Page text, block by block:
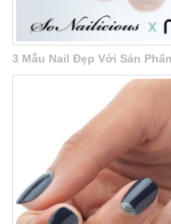
3 Mẫu Nail Đẹp Với Sản